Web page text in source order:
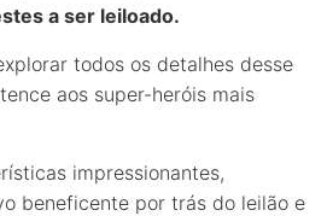
a ser leiloado.
todos os detalhes desse
aos super-heróis mais
impressionantes,
beneficente por trás do leilão e